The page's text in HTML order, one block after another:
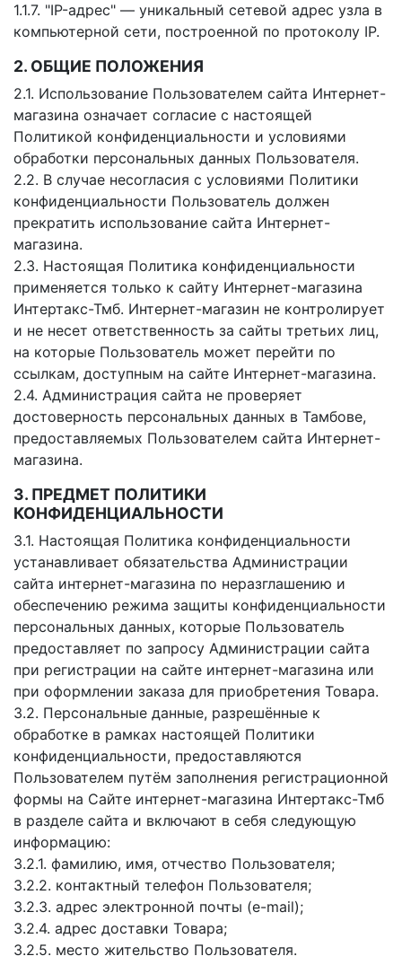
1.1.7. "IP-адрес" — уникальный сетевой адрес узла в
компьютерной сети, построенной по протоколу IP.
2. ОБЩИЕ ПОЛОЖЕНИЯ
2.1. Использование Пользователем сайта Интернет-
магазина означает согласие с настоящей
Политикой конфиденциальности и условиями
обработки персональных данных Пользователя.
2.2. В случае несогласия с условиями Политики
конфиденциальности Пользователь должен
прекратить использование сайта Интернет-
магазина.
2.3. Настоящая Политика конфиденциальности
применяется только к сайту Интернет-магазина
Интертакс-Тмб. Интернет-магазин не контролирует
и не несет ответственность за сайты третьих лиц,
на которые Пользователь может перейти по
ссылкам, доступным на сайте Интернет-магазина.
2.4. Администрация сайта не проверяет
достоверность персональных данных в Тамбове,
предоставляемых Пользователем сайта Интернет-
магазина.
3. ПРЕДМЕТ ПОЛИТИКИ
КОНФИДЕНЦИАЛЬНОСТИ
3.1. Настоящая Политика конфиденциальности
устанавливает обязательства Администрации
сайта интернет-магазина по неразглашению и
обеспечению режима защиты конфиденциальности
персональных данных, которые Пользователь
предоставляет по запросу Администрации сайта
при регистрации на сайте интернет-магазина или
при оформлении заказа для приобретения Товара.
3.2. Персональные данные, разрешённые к
обработке в рамках настоящей Политики
конфиденциальности, предоставляются
Пользователем путём заполнения регистрационной
формы на Сайте интернет-магазина Интертакс-Тмб
в разделе сайта и включают в себя следующую
информацию:
3.2.1. фамилию, имя, отчество Пользователя;
3.2.2. контактный телефон Пользователя;
3.2.3. адрес электронной почты (e-mail);
3.2.4. адрес доставки Товара;
3.2.5. место жительство Пользователя.